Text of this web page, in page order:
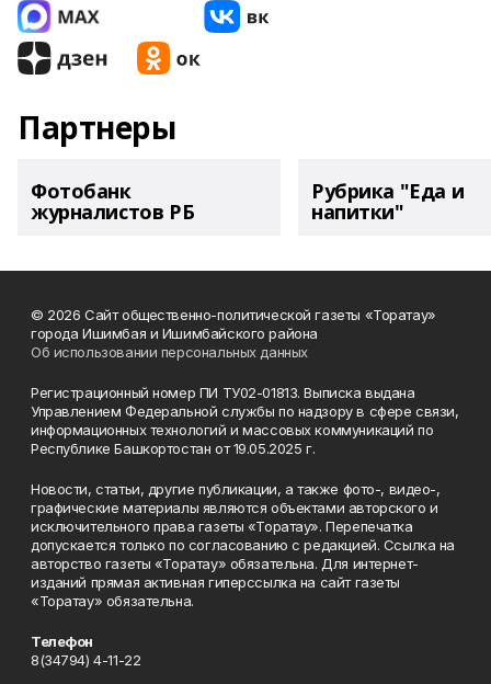
Партнеры
Фотобанк
журналистов РБ
Рубрика "Еда и
напитки"
© 2026 Сайт общественно-политической газеты «Торатау»
города Ишимбая и Ишимбайского района
Об использовании персональных данных
Регистрационный номер ПИ ТУ02-01813. Выписка выдана
Управлением Федеральной службы по надзору в сфере связи,
информационных технологий и массовых коммуникаций по
Республике Башкортостан от 19.05.2025 г.
Новости, статьи, другие публикации, а также фото-, видео-,
графические материалы являются объектами авторского и
исключительного права газеты «Торатау». Перепечатка
допускается только по согласованию с редакцией. Ссылка на
авторство газеты «Торатау» обязательна. Для интернет-
изданий прямая активная гиперссылка на сайт газеты
«Торатау» обязательна.
Телефон
8(34794) 4-11-22